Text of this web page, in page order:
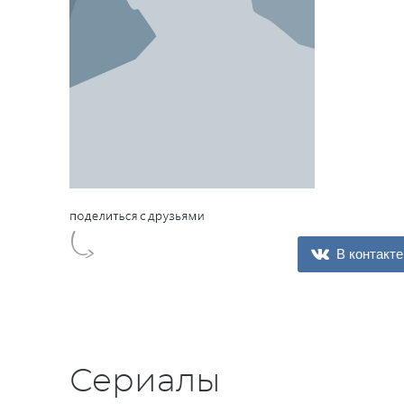
В контакте
Сериалы